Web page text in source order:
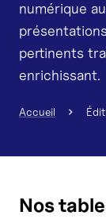
numérique
pertinents
enrichissant.
Accueil
Nos